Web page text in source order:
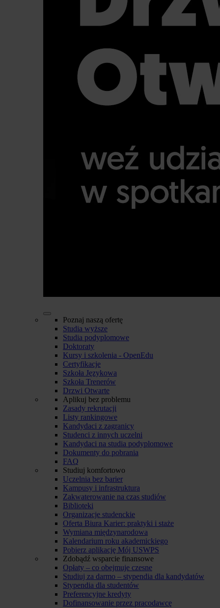
Poznaj naszą ofertę
Studia wyższe
Studia podyplomowe
Doktoraty
Kursy i szkolenia - OpenEdu
Certyfikacje
Szkoła Językowa
Szkoła Trenerów
Drzwi Otwarte
Aplikuj bez problemu
Zasady rekrutacji
Listy rankingowe
Kandydaci z zagranicy
Studenci z innych uczelni
Kandydaci na studia podyplomowe
Dokumenty do pobrania
FAQ
Studiuj komfortowo
Uczelnia bez barier
Kampusy i infrastruktura
Zakwaterowanie na czas studiów
Biblioteki
Organizacje studenckie
Oferta Biura Karier: praktyki i staże
Wymiana międzynarodowa
Kalendarium roku akademickiego
Pobierz aplikację Mój USWPS
Zdobądź wsparcie finansowe
Opłaty – co obejmuje czesne
Studiuj za darmo – stypendia dla kandydatów
Stypendia dla studentów
Preferencyjne kredyty
Dofinansowanie przez pracodawcę